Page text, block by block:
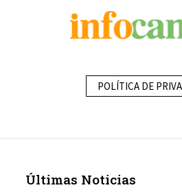
POLÍTICA DE
Últimas Noticias